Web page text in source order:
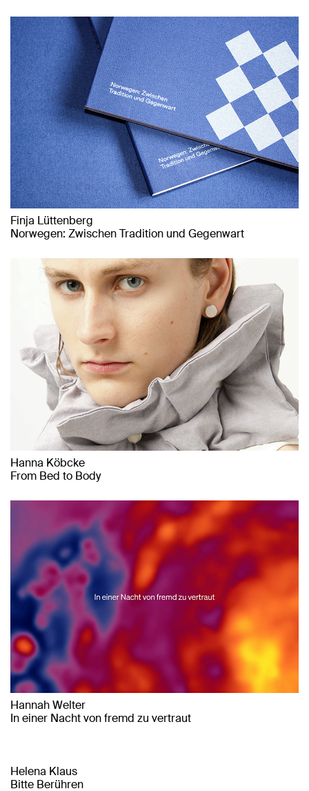
Finja Lüttenberg
Norwegen: Zwischen Tradition und Gegenwart
Hanna Köbcke
From Bed to Body
Hannah Welter
In einer Nacht von fremd zu vertraut
Helena Klaus
Bitte Berühren